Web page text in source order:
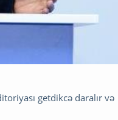
getdikcə daralır və